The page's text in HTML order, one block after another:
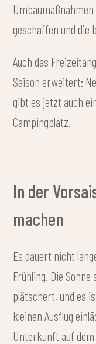
geschaffen und die
Auch das
Saison erweitert:
gibt es jetzt auch
Campingplatz.
In der
machen
Es dauert nicht
Frühling. Die
plätschert, und es
kleinen Ausflug
Unterkunft auf